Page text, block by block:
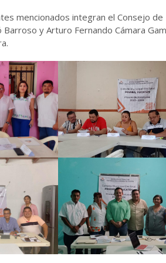
mencionados integran el Consejo
Barroso y Arturo Fernando Cámara